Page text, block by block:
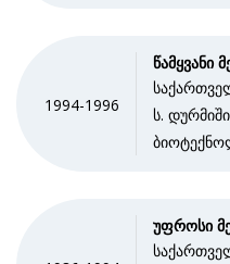
1994-1996
წამყვანი
ს.
უფროსი